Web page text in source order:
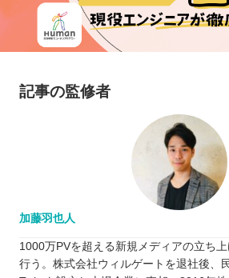
記事の監修者
加藤羽也人
1000万PVを超える新規メディアの立ち
行う。株式会社ウィルゲートを退社後、